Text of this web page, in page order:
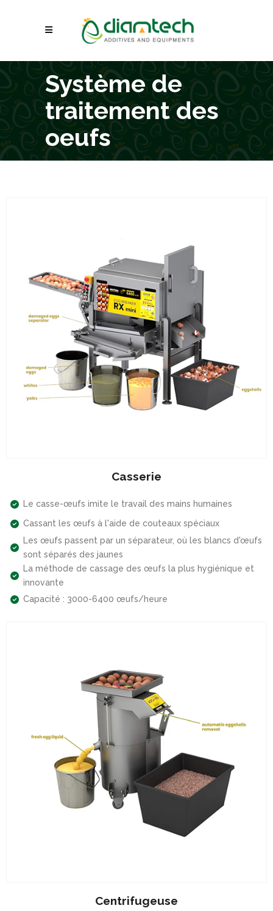
Système de
traitement des
oeufs
Casserie
Le casse-œufs imite le travail des mains humaines
Cassant les œufs à l'aide de couteaux spéciaux
Les œufs passent par un séparateur, où les blancs d'œufs
sont séparés des jaunes
La méthode de cassage des œufs la plus hygiénique et
innovante
Capacité : 3000-6400 œufs/heure
Centrifugeuse